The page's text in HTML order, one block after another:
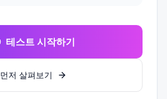
테스트 시작하기
먼저 살펴보기